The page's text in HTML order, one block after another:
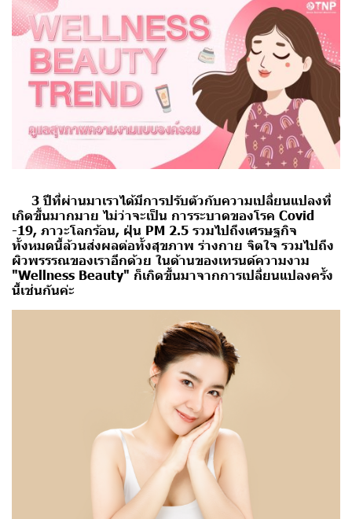
3 ปีที่ผ่านมาเราได้มีการปรับตัวกับความเปลี่ยนแปลงที่
เกิดขึ้นมากมาย ไม่ว่าจะเป็น การระบาดของโรค Covid
-19, ภาวะโลกร้อน, ฝุ่น PM 2.5 รวมไปถึงเศรษฐกิจ
ทั้งหมดนี้ล้วนส่งผลต่อทั้งสุขภาพ ร่างกาย จิตใจ รวมไปถึง
ผิวพรรรณของเราอีกด้วย ในด้านของเทรนด์ความงาม
"Wellness Beauty" ก็เกิดขึ้นมาจากการเปลี่ยนแปลงครั้ง
นี้เช่นกันค่ะ